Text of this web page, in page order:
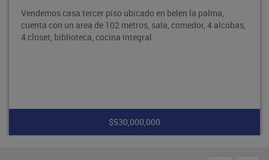
Vendemos casa tercer piso ubicado en belen la palma,
cuenta con un area de 102 metros, sala, comedor, 4 alcobas,
4 closet, biblioteca, cocina integral
$530,000,000